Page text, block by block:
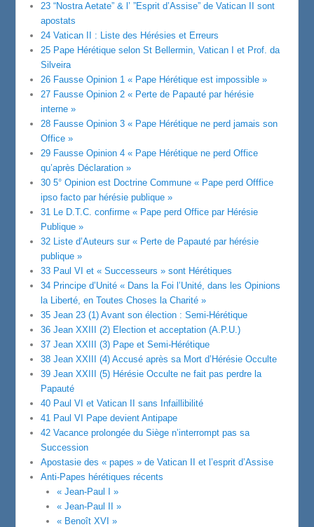
23 “Nostra Aetate” & l’ ”Esprit d’Assise” de Vatican II sont
apostats
24 Vatican II : Liste des Hérésies et Erreurs
25 Pape Hérétique selon St Bellermin, Vatican I et Prof. da
Silveira
26 Fausse Opinion 1 « Pape Hérétique est impossible »
27 Fausse Opinion 2 « Perte de Papauté par hérésie
interne »
28 Fausse Opinion 3 « Pape Hérétique ne perd jamais son
Office »
29 Fausse Opinion 4 « Pape Hérétique ne perd Office
qu’après Déclaration »
30 5° Opinion est Doctrine Commune « Pape perd Offfice
ipso facto par hérésie publique »
31 Le D.T.C. confirme « Pape perd Office par Hérésie
Publique »
32 Liste d’Auteurs sur « Perte de Papauté par hérésie
publique »
33 Paul VI et « Successeurs » sont Hérétiques
34 Principe d’Unité « Dans la Foi l’Unité, dans les Opinions
la Liberté, en Toutes Choses la Charité »
35 Jean 23 (1) Avant son élection : Semi-Hérétique
36 Jean XXIII (2) Election et acceptation (A.P.U.)
37 Jean XXIII (3) Pape et Semi-Hérétique
38 Jean XXIII (4) Accusé après sa Mort d’Hérésie Occulte
39 Jean XXIII (5) Hérésie Occulte ne fait pas perdre la
Papauté
40 Paul VI et Vatican II sans Infaillibilité
41 Paul VI Pape devient Antipape
42 Vacance prolongée du Siège n’interrompt pas sa
Succession
Apostasie des « papes » de Vatican II et l’esprit d’Assise
Anti-Papes hérétiques récents
« Jean-Paul I »
« Jean-Paul II »
« Benoît XVI »